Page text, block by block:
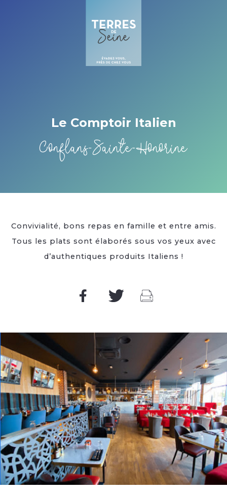
Le Comptoir Italien
Conflans-Sainte-Honorine
Convivialité, bons repas en famille et entre amis.
Tous les plats sont élaborés sous vos yeux avec
d’authentiques produits Italiens !